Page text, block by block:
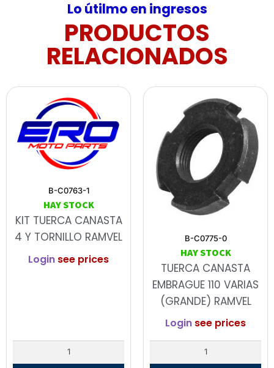
Lo útilmo en ingresos
PRODUCTOS
RELACIONADOS
B-C0763-1
HAY STOCK
KIT TUERCA CANASTA
4 Y TORNILLO RAMVEL
Login see prices
B-C0775-0
HAY STOCK
TUERCA CANASTA
EMBRAGUE 110 VARIAS
(GRANDE) RAMVEL
Login see prices